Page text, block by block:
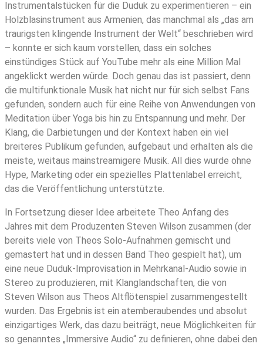
Instrumentalstücken für die Duduk zu experimentieren – ein
Holzblasinstrument aus Armenien, das manchmal als „das am
traurigsten klingende Instrument der Welt“ beschrieben wird
– konnte er sich kaum vorstellen, dass ein solches
einstündiges Stück auf YouTube mehr als eine Million Mal
angeklickt werden würde. Doch genau das ist passiert, denn
die multifunktionale Musik hat nicht nur für sich selbst Fans
gefunden, sondern auch für eine Reihe von Anwendungen von
Meditation über Yoga bis hin zu Entspannung und mehr. Der
Klang, die Darbietungen und der Kontext haben ein viel
breiteres Publikum gefunden, aufgebaut und erhalten als die
meiste, weitaus mainstreamigere Musik. All dies wurde ohne
Hype, Marketing oder ein spezielles Plattenlabel erreicht,
das die Veröffentlichung unterstützte.
In Fortsetzung dieser Idee arbeitete Theo Anfang des
Jahres mit dem Produzenten Steven Wilson zusammen (der
bereits viele von Theos Solo-Aufnahmen gemischt und
gemastert hat und in dessen Band Theo gespielt hat), um
eine neue Duduk-Improvisation in Mehrkanal-Audio sowie in
Stereo zu produzieren, mit Klanglandschaften, die von
Steven Wilson aus Theos Altflötenspiel zusammengestellt
wurden. Das Ergebnis ist ein atemberaubendes und absolut
einzigartiges Werk, das dazu beiträgt, neue Möglichkeiten für
so genanntes „Immersive Audio“ zu definieren, ohne dabei den